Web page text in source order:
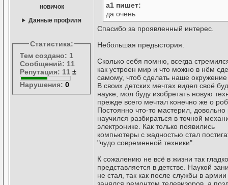
новичок
Данные профиля
Статистика:
Тем создано: 1
Сообщений: 11
Репутация: 11 ±
Нарушения: 0
a1 пишет:
да очень
Спасибо за проявленный интерес.
Небольшая предыстория.
Сколько себя помню, всегда
как устроен мир и что можно в нём
самому, чтоб сделать наше
В своих детских мечтах видел своё
науке, мол буду изобретать новую
прежде всего мечтал конечно же о
Постоянно что-то мастерил, довольно
научился разбираться в точной
электронике. Как только появились
компьютеры с жадностью стал
"чудо современной техники".
К сожалению не всё в жизни так
представляется в детстве. Наукой
не стал, так как после службы в армии
занялся ремонтом телевизоров, а